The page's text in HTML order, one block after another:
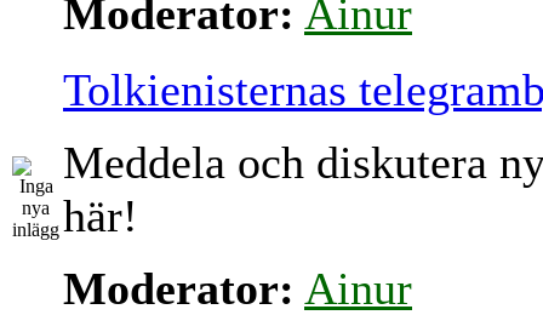
Moderator: Ainur
Tolkienisternas
Meddela och diskutera
här!
Moderator: Ainur